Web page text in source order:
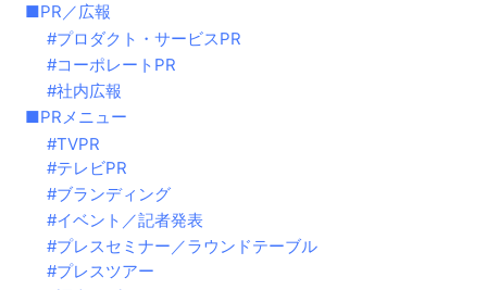
PR／広報
プロダクト・サービスPR
コーポレートPR
社内広報
PRメニュー
TVPR
テレビPR
ブランディング
イベント／記者発表
プレスセミナー／ラウンドテーブル
プレスツアー